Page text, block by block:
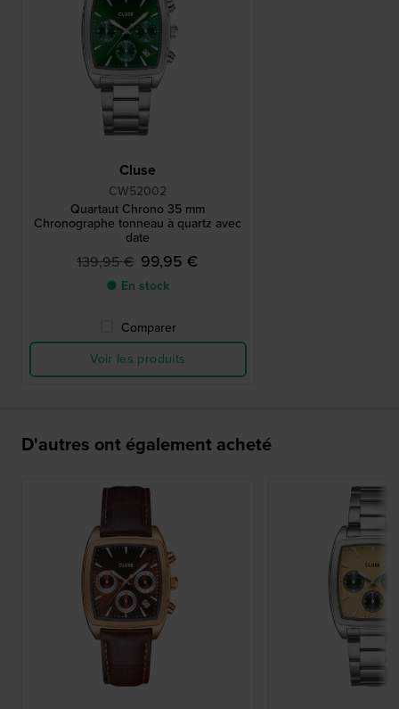
Cluse
CW52002
Quartaut Chrono 35 mm
Chronographe tonneau à quartz avec
date
139,95 € 99,95 €
● En stock
Comparer
Voir les produits
D'autres ont également acheté